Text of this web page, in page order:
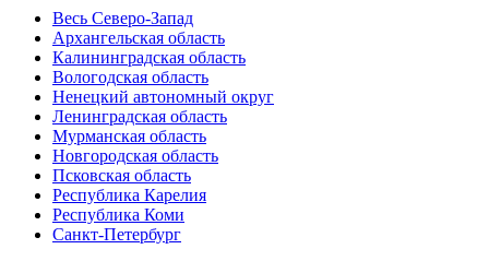
Весь Северо-Запад
Архангельская область
Калининградская область
Вологодская область
Ненецкий автономный округ
Ленинградская область
Мурманская область
Новгородская область
Псковская область
Республика Карелия
Республика Коми
Санкт-Петербург